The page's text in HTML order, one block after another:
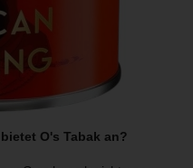
O's Tabak an?